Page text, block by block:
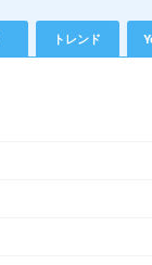
トレンド